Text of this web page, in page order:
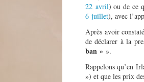
22 avril) ou de ce
6 juillet), avec
Après avoir
de déclarer à la
ban » ».
Rappelons qu’en
») et que les prix